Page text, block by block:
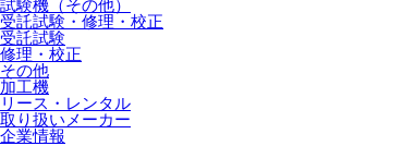
試験機（その他）
受託試験・修理・校正
受託試験
修理・校正
その他
加工機
リース・レンタル
取り扱いメーカー
企業情報